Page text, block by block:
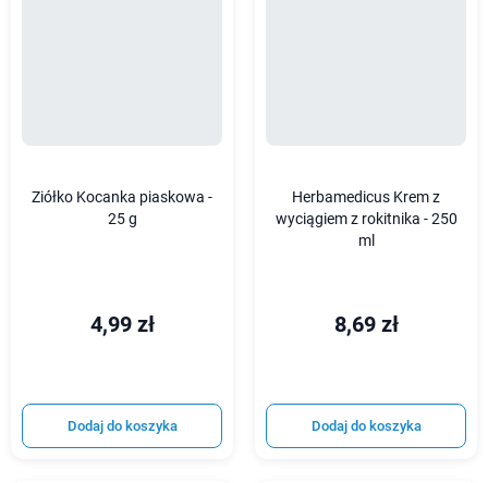
Ziółko Kocanka piaskowa -
25 g
4,99 zł
Dodaj do koszyka
Herbamedicus Krem z
wyciągiem z rokitnika - 250
ml
8,69 zł
Dodaj do koszyka